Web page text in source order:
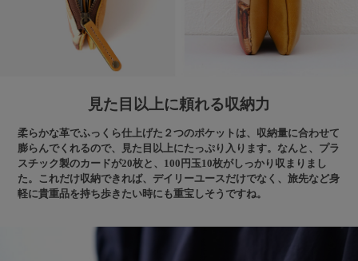
見た目以上に頼れる収納力
柔らかな革でふっくら仕上げた２つのポケットは、収納量に合わせて
膨らんでくれるので、見た目以上にたっぷり入ります。なんと、プラ
スチック製のカードが20枚と、100円玉10枚がしっかり収まりまし
た。これだけ収納できれば、デイリーユースだけでなく、旅先など身
軽に貴重品を持ち歩きたい時にも重宝しそうですね。